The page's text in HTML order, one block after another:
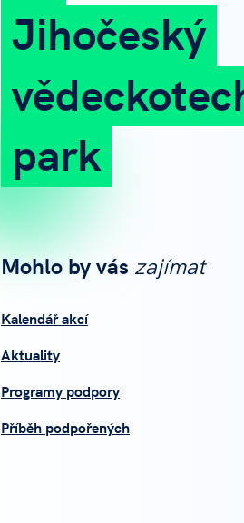
Jihočeský
park
Mohlo by vás zajímat
Kalendář akcí
Aktuality
Programy podpory
Příběh podpořených